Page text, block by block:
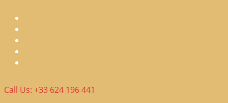
content
Call Us: +33 624 196 441